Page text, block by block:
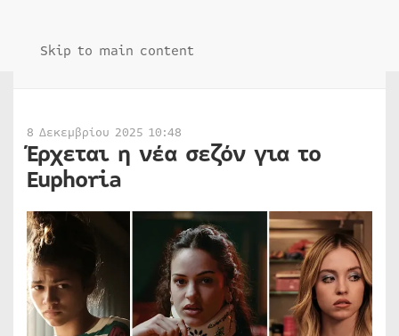
Skip to main content
8 Δεκεμβρίου 2025 10:48
Έρχεται η νέα σεζόν για το
Euphoria